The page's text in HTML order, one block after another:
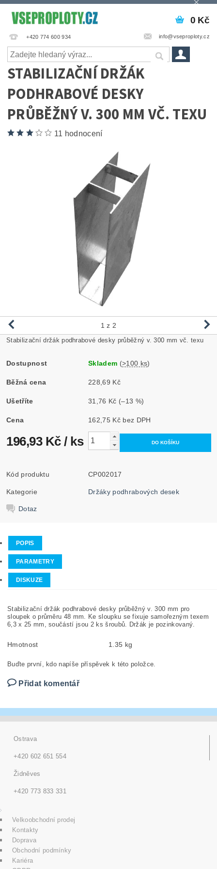
+420 774 600 934 info@vseproploty.cz
0 Kč
STABILIZAČNÍ DRŽÁK
PODHRABOVÉ DESKY
PRŮBĚŽNÝ V. 300 MM VČ. TEXU
11 hodnocení
1 z 2
Stabilizační držák podhrabové desky průběžný v. 300 mm vč. texu
Dostupnost Skladem (>100 ks)
Běžná cena 228,69 Kč
Ušetříte 31,76 Kč (–13 %)
Cena 162,75 Kč bez DPH
196,93 Kč/ ks
Kód produktu CP002017
Kategorie Držáky podhrabových desek
Dotaz
POPIS
PARAMETRY
DISKUZE
Stabilizační držák podhrabové desky průběžný v. 300 mm pro
sloupek o průměru 48 mm. Ke sloupku se fixuje samořezným texem
6,3 x 25 mm, součástí jsou 2 ks šroubů. Držák je pozinkovaný.
Hmotnost 1.35 kg
Buďte první, kdo napíše příspěvek k této položce.
Přidat komentář
Ostrava
+420 602 651 554
Židněves
+420 773 833 331
Velkoobchodní prodej
Kontakty
Doprava
Obchodní podmínky
Kariéra